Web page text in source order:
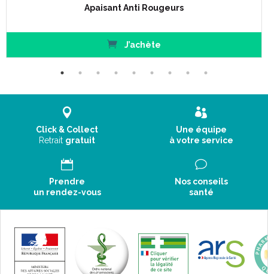
Apaisant Anti Rougeurs
J’achète
Click & Collect
Retrait gratuit
Une équipe
à votre service
Prendre
un rendez-vous
Nos conseils
santé